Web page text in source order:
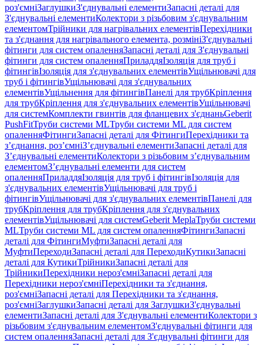
роз'ємніЗаглушкиЗ'єднувальні елементиЗапасні деталі для
З'єднувальні елементиКолектори з різьбовим з'єднувальним
елементомТрійники для нагрівальних елементівПерехідники
та з'єднання для нагрівального елемента, розмініЗ'єднувальні
фітинги для систем опаленняЗапасні деталі для З'єднувальні
фітинги для систем опаленняПриладдяІзоляція для труб і
фітингівІзоляція для з'єднувальних елементівУщільнювачі для
труб і фітингівУщільнювачі для з'єднувальних
елементівУщільнення для фітингівПанелі для трубКріплення
для трубКріплення для з'єднувальних елементівУщільнювачі
для системКомплекти гвинтів для фланцевих з'єднаньGeberit
PushFitТруби системи MLТруби системи ML для систем
опаленняФітингиЗапасні деталі для ФітингиПерехідники та
з’єднання, роз’ємніЗ’єднувальні елементиЗапасні деталі для
З’єднувальні елементиКолектори з різьбовим з’єднувальним
елементомЗ’єднувальні елементи для систем
опаленняПриладдяІзоляція для труб і фітингівІзоляція для
з'єднувальних елементівУщільнювачі для труб і
фітингівУщільнювачі для з'єднувальних елементівПанелі для
трубКріплення для трубКріплення для з'єднувальних
елементівУщільнювачі для системGeberit MeplaТруби системи
MLТруби системи ML для систем опаленняФітингиЗапасні
деталі для ФітингиМуфтиЗапасні деталі для
МуфтиПереходиЗапасні деталі для ПереходиКутикиЗапасні
деталі для КутикиТрійникиЗапасні деталі для
ТрійникиПерехідники нероз'ємніЗапасні деталі для
Перехідники нероз'ємніПерехідники та з'єднання,
роз'ємніЗапасні деталі для Перехідники та з'єднання,
роз'ємніЗаглушкиЗапасні деталі для ЗаглушкиЗ'єднувальні
елементиЗапасні деталі для З'єднувальні елементиКолектори з
різьбовим з'єднувальним елементомЗ'єднувальні фітинги для
систем опаленняЗапасні деталі для З'єднувальні фітинги для